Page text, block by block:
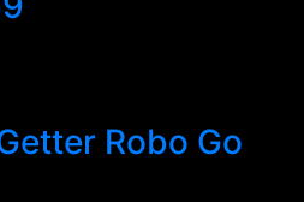
Robo Go